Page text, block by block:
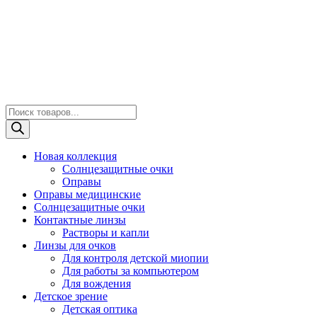
Поиск
товаров
Новая коллекция
Солнцезащитные очки
Оправы
Оправы медицинские
Солнцезащитные очки
Контактные линзы
Растворы и капли
Линзы для очков
Для контроля детской миопии
Для работы за компьютером
Для вождения
Детское зрение
Детская оптика